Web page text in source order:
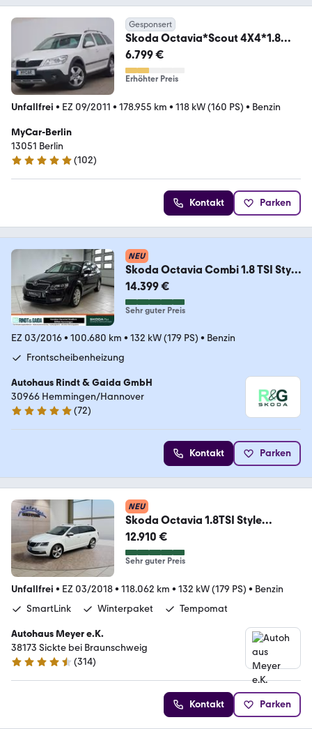
Gesponsert
Skoda Octavia*Scout 4X4*1.8
TSI*Klima*PDC*AHK*Tempomat
6.799 €
Erhöhter Preis
Unfallfrei • EZ 09/2011 • 178.955 km • 118 kW (160 PS) • Benzin
MyCar-Berlin
13051 Berlin
4.9 Sterne
(102)
Kontakt Parken
NEU
Skoda Octavia Combi 1.8 TSI Style
KAMERA XENON NAVI
14.399 €
Sehr guter Preis
EZ 03/2016• 100.680 km • 132 kW (179 PS) • Benzin
Frontscheibenheizung
Autohaus Rindt & Gaida GmbH
30966 Hemmingen/Hannover
4.8 Sterne
(72)
Kontakt Parken
NEU
Skoda Octavia 1.8TSI Style
AHK/LED/Navi
12.910 €
Sehr guter Preis
Unfallfrei • EZ 03/2018• 118.062 km • 132 kW (179 PS) • Benzin
SmartLink
Winterpaket Tempomat
Autohaus Meyer e.K.
38173 Sickte bei Braunschweig
4.7 Sterne
(314)
Kontakt Parken